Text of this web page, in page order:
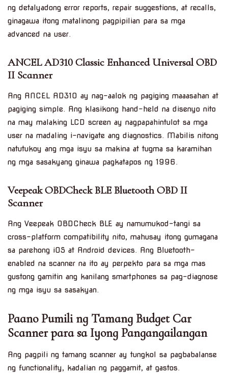
ng detalyadong error reports, repair suggestions, at recalls,
ginagawa itong matalinong pagpipilian para sa mga
advanced na user.
ANCEL AD310 Classic Enhanced Universal OBD
II Scanner
Ang ANCEL AD310 ay nag-aalok ng pagiging maaasahan at
pagiging simple. Ang klasikong hand-held na disenyo nito
na may malaking LCD screen ay nagpapahintulot sa mga
user na madaling i-navigate ang diagnostics. Mabilis nitong
natutukoy ang mga isyu sa makina at tugma sa karamihan
ng mga sasakyang ginawa pagkatapos ng 1996.
Veepeak OBDCheck BLE Bluetooth OBD II
Scanner
Ang Veepeak OBDCheck BLE ay namumukod-tangi sa
cross-platform compatibility nito, mahusay itong gumagana
sa parehong iOS at Android devices. Ang Bluetooth-
enabled na scanner na ito ay perpekto para sa mga mas
gustong gamitin ang kanilang smartphones sa pag-diagnose
ng mga isyu sa sasakyan.
Paano Pumili ng Tamang Budget Car
Scanner para sa Iyong Pangangailangan
Ang pagpili ng tamang scanner ay tungkol sa pagbabalanse
ng functionality, kadalian ng paggamit, at gastos.